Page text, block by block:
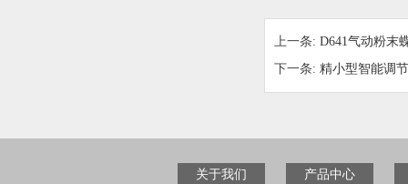
上一条: D641气动粉末
下一条: 精小型智能调
关于我们 产品中心